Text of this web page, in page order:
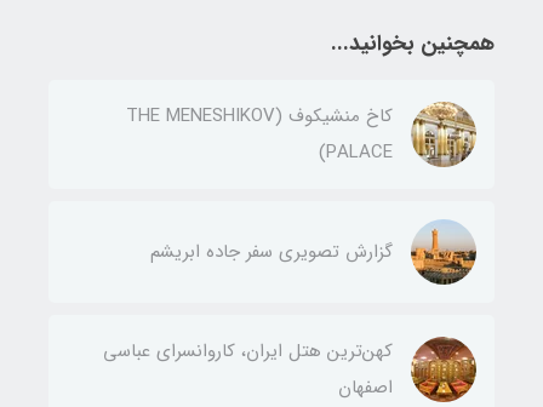
همچنین بخوانید...
کاخ منشیکوف (THE MENESHIKOV
PALACE)
گزارش تصویری سفر جاده ابریشم
کهن‌ترین هتل ایران، کاروانسرای عباسی
اصفهان